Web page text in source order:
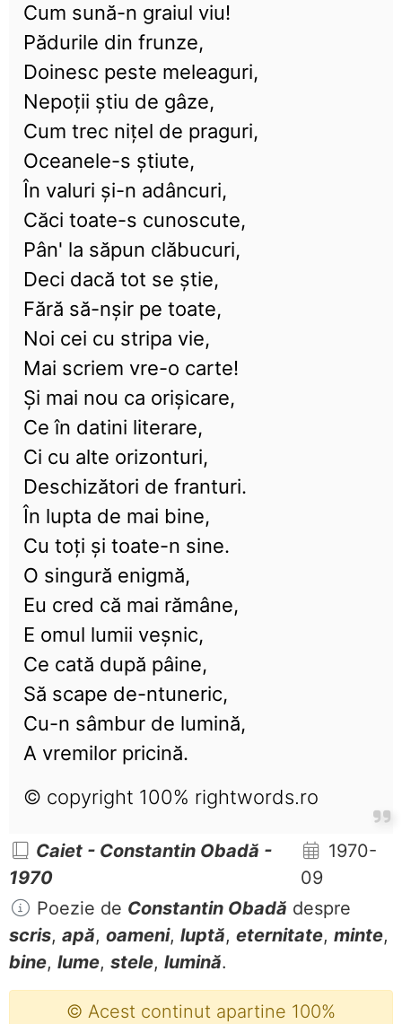
Cum sună-n graiul viu!
Pădurile din frunze,
Doinesc peste meleaguri,
Nepoții știu de gâze,
Cum trec nițel de praguri,
Oceanele-s știute,
În valuri și-n adâncuri,
Căci toate-s cunoscute,
Pân' la săpun clăbucuri,
Deci dacă tot se știe,
Fără să-nșir pe toate,
Noi cei cu stripa vie,
Mai scriem vre-o carte!
Și mai nou ca orișicare,
Ce în datini literare,
Ci cu alte orizonturi,
Deschizători de franturi.
În lupta de mai bine,
Cu toți și toate-n sine.
O singură enigmă,
Eu cred că mai rămâne,
E omul lumii veșnic,
Ce cată după pâine,
Să scape de-ntuneric,
Cu-n sâmbur de lumină,
A vremilor pricină.
© copyright 100% rightwords.ro
Caiet - Constantin Obadă -
1970
1970-
09
Poezie de Constantin Obadă despre
scris, apă, oameni, luptă, eternitate, minte,
bine, lume, stele, lumină.
© Acest continut apartine 100%